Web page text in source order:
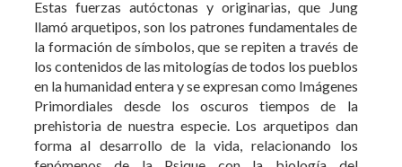
en la humanidad entera y se expresan como Imágenes
Primordiales desde los oscuros tiempos de la
prehistoria de nuestra especie. Los arquetipos dan
forma al desarrollo de la vida, relacionando los
fenómenos de la Psique con la biología del
organismo, con las etapas de la evolución del ser
humano, la relación social y la preparación para la
muerte.